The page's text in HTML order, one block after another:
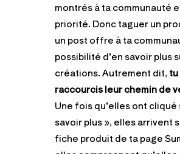
montrés à ta communauté
priorité. Donc taguer un
un post offre à ta
possibilité d’en savoir plus
créations. Autrement dit,tu
raccourcis leur chemin de
Une fois qu’elles ont cliqué
savoir plus », elles arrivent
fiche produit de ta page